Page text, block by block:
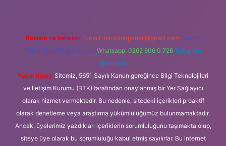
Reklam ve İletişim: E-mail: backlinkpaneli@gmail.com Teams:
forumhizmeti@gmail.com Whatsapp: 0262 606 0 726 Telegram:
@karabul
Yasal Uyarı: Sitemiz, 5651 Sayılı Kanun gereğince Bilgi Teknolojileri
ve İletişim Kurumu (BTK) tarafından onaylanmış bir Yer Sağlayıcı
olarak hizmet vermektedir. Bu nedenle, sitedeki içerikleri proaktif
olarak denetleme veya araştırma yükümlülüğümüz bulunmamaktadır.
Ancak, üyelerimiz yazdıkları içeriklerin sorumluluğunu taşımakta olup,
siteye üye olarak bu sorumluluğu kabul etmiş sayılırlar. Bu internet